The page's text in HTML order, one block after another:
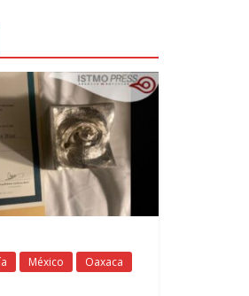
México
Oaxaca